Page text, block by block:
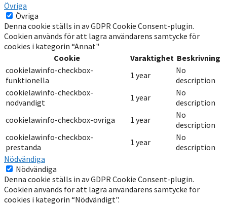
Övriga
Övriga
Denna cookie ställs in av GDPR Cookie Consent-plugin.
Cookien används för att lagra användarens samtycke för
cookies i kategorin “Annat"
Cookie
Varaktighet Beskrivning
cookielawinfo-checkbox-
funktionella
1 year
No
description
cookielawinfo-checkbox-
nodvandigt
1 year
No
description
cookielawinfo-checkbox-ovriga
1 year
No
description
cookielawinfo-checkbox-
prestanda
1 year
No
description
Nödvändiga
Nödvändiga
Denna cookie ställs in av GDPR Cookie Consent-plugin.
Cookien används för att lagra användarens samtycke för
cookies i kategorin “Nödvändigt".